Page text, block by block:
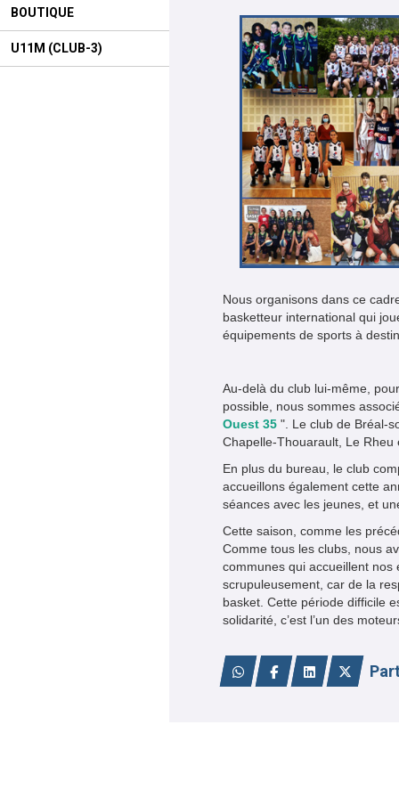
BOUTIQUE
U11M (CLUB-3)
Nous organisons dans ce
basketteur international qui
équipements de sports à
Au-delà du club lui-même,
possible, nous sommes
Ouest 35 ". Le club de Bréal-
Chapelle-Thouarault, Le Rheu
En plus du bureau, le club
accueillons également cette
séances avec les jeunes, et
Cette saison, comme les
Comme tous les clubs, nous
communes qui accueillent nos
scrupuleusement, car de la
basket. Cette période difficile
solidarité, c’est l’un des